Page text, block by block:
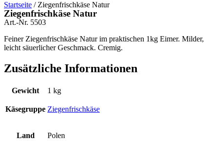
Startseite / Ziegenfrischkäse Natur
Ziegenfrischkäse Natur
Art.-Nr. 5503
Feiner Ziegenfrischkäse Natur im praktischen 1kg Eimer. Milder,
leicht säuerlicher Geschmack. Cremig.
Zusätzliche Informationen
Gewicht 1 kg
Käsegruppe Ziegenfrischkäse
Land Polen